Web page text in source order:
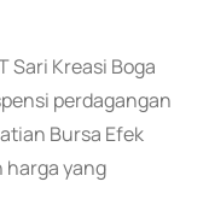
Sari Kreasi Boga
perdagangan
Bursa Efek
harga yang